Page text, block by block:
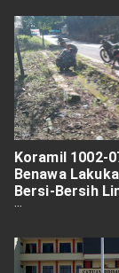
Koramil 1002-
Benawa
Bersi-Bersih
Dan Tanam